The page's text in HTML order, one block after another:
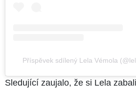
Příspěvek sdílený Lela Vémola
Sledující zaujalo, že si Lela